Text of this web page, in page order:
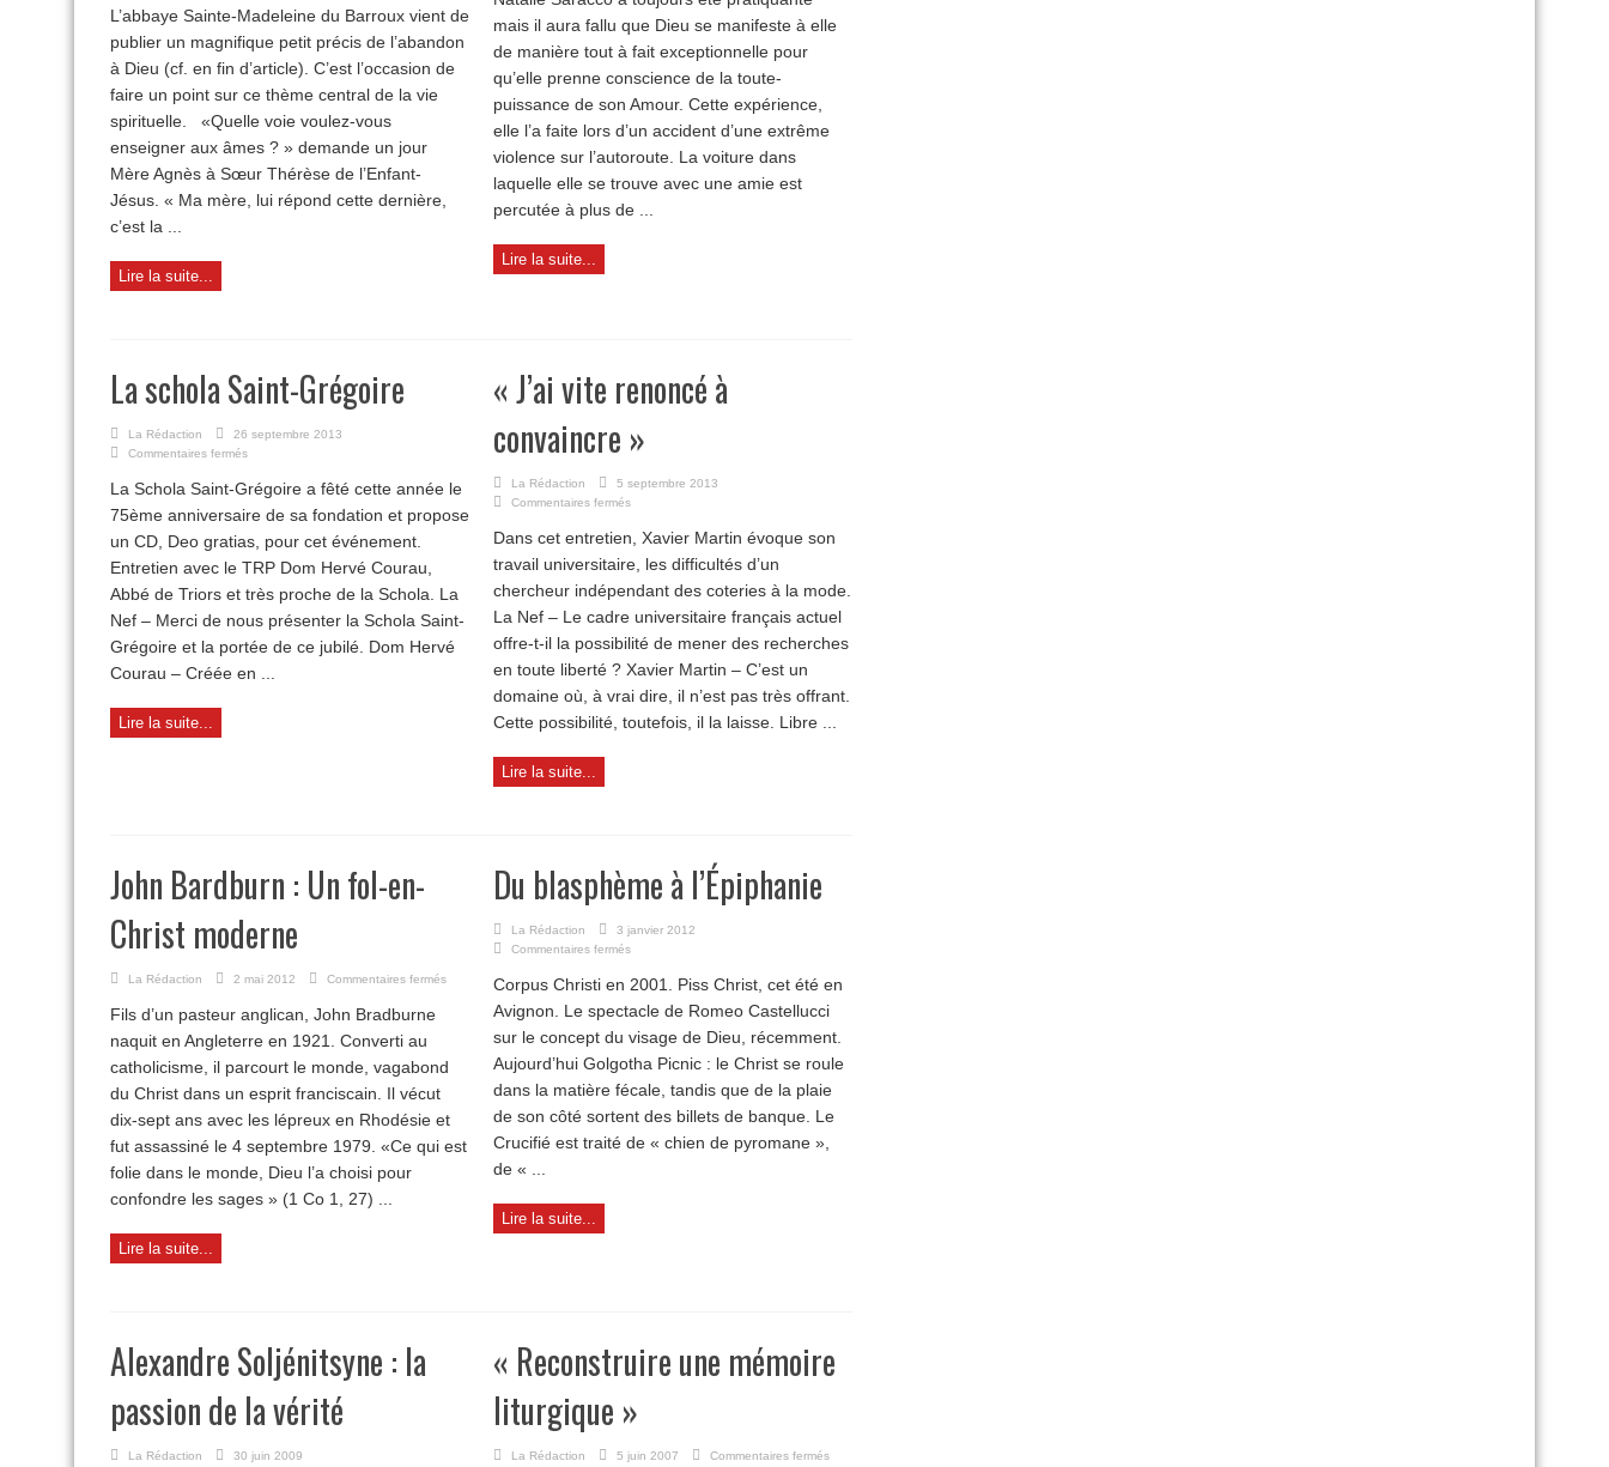
TOUS
L’abbaye Sainte-Madeleine du Barroux vient de
publier un magnifique petit précis de l’abandon
à Dieu (cf. en fin d’article). C’est l’occasion de
faire un point sur ce thème central de la vie
spirituelle. «Quelle voie voulez-vous
enseigner aux âmes ? » demande un jour
Mère Agnès à Sœur Thérèse de l’Enfant-
Jésus. « Ma mère, lui répond cette dernière,
c’est la ...
Lire la suite...
mais il aura fallu que Dieu se manifeste à elle
de manière tout à fait exceptionnelle pour
qu’elle prenne conscience de la toute-
puissance de son Amour. Cette expérience,
elle l’a faite lors d’un accident d’une extrême
violence sur l’autoroute. La voiture dans
laquelle elle se trouve avec une amie est
percutée à plus de ...
Lire la suite...
La schola Saint-Grégoire
La Rédaction
26 septembre 2013
Commentaires fermés
schola
Saint-
La Schola Saint-Grégoire a fêté cette année le
75ème anniversaire de sa fondation et propose
un CD, Deo gratias, pour cet événement.
Entretien avec le TRP Dom Hervé Courau,
Abbé de Triors et très proche de la Schola. La
Nef – Merci de nous présenter la Schola Saint-
Grégoire et la portée de ce jubilé. Dom Hervé
Courau – Créée en ...
Lire la suite...
« J’ai vite renoncé à
convaincre »
La Rédaction
5 septembre 2013
Commentaires fermés
vite
renoncé
convaincre »
Dans cet entretien, Xavier Martin évoque son
travail universitaire, les difficultés d’un
chercheur indépendant des coteries à la mode.
La Nef – Le cadre universitaire français actuel
offre-t-il la possibilité de mener des recherches
en toute liberté ? Xavier Martin – C’est un
domaine où, à vrai dire, il n’est pas très offrant.
Cette possibilité, toutefois, il la laisse. Libre ...
Lire la suite...
John Bardburn : Un fol-en-
Christ moderne
La Rédaction 2 mai 2012 Commentaires fermés
Bardburn
fol-
Fils d’un pasteur anglican, John Bradburne
naquit en Angleterre en 1921. Converti au
catholicisme, il parcourt le monde, vagabond
du Christ dans un esprit franciscain. Il vécut
dix-sept ans avec les lépreux en Rhodésie et
fut assassiné le 4 septembre 1979. «Ce qui est
folie dans le monde, Dieu l’a choisi pour
confondre les sages » (1 Co 1, 27) ...
Lire la suite...
Du blasphème à l’Épiphanie
La Rédaction
3 janvier 2012
Commentaires fermés
blasphème
Corpus Christi en 2001. Piss Christ, cet été en
Avignon. Le spectacle de Romeo Castellucci
sur le concept du visage de Dieu, récemment.
Aujourd’hui Golgotha Picnic : le Christ se roule
dans la matière fécale, tandis que de la plaie
de son côté sortent des billets de banque. Le
Crucifié est traité de « chien de pyromane »,
de « ...
Lire la suite...
Alexandre Soljénitsyne : la
passion de la vérité
La Rédaction
30 juin 2009
« Reconstruire une mémoire
liturgique »
La Rédaction 5 juin 2007 Commentaires fermés